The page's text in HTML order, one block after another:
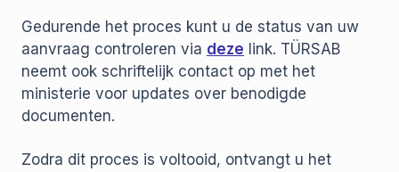
Gedurende het proces kunt u de status van uw
aanvraag controleren via deze link. TÜRSAB
neemt ook schriftelijk contact op met het
ministerie voor updates over benodigde
documenten.
Zodra dit proces is voltooid, ontvangt u het